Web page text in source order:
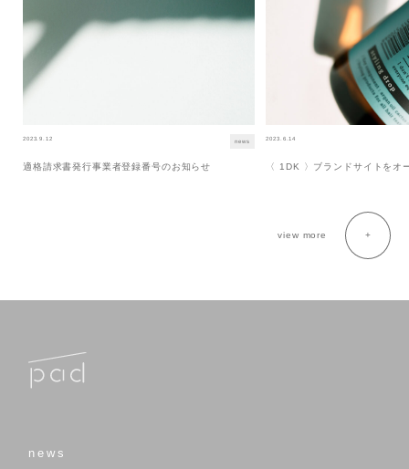
2023.9.12 news
適格請求書発行事業者登録番号のお知らせ
2023.6.14
〈 1DK 〉ブランドサイトをオ
view more
news